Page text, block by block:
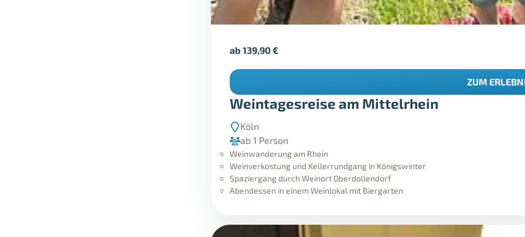
Weintagesreise am Mittelrhein
Köln
ab 1 Person
Weinwanderung am Rhein
Weinverkostung und Kellerrundgang in Königswinter
Spaziergang durch Weinort Oberdollendorf
Abendessen in einem Weinlokal mit Biergarten
ab 139,90€
ZUM